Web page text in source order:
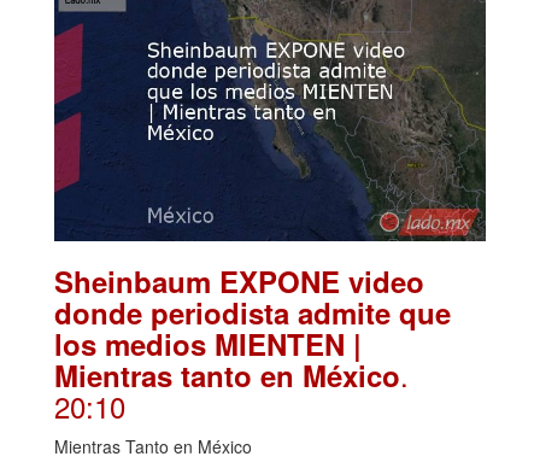
Sheinbaum EXPONE video
donde periodista admite que
los medios MIENTEN |
Mientras tanto en México.
20:10
Mientras Tanto en México